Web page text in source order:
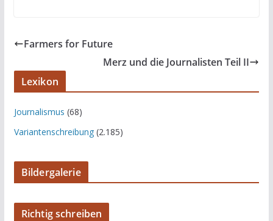
Farmers for Future
Merz und die Journalisten Teil II
Lexikon
Journalismus (68)
Variantenschreibung(2.185)
Bildergalerie
Richtig schreiben